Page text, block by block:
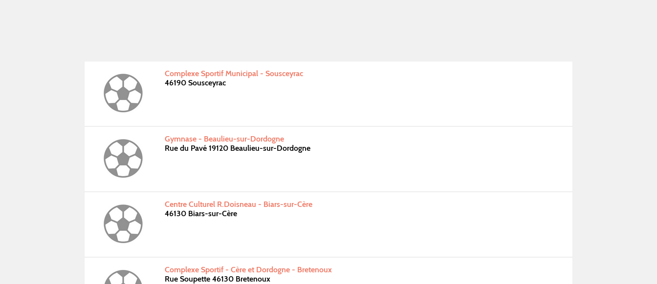
Complexe Sportif Municipal - Sousceyrac
46190 Sousceyrac
Gymnase - Beaulieu-sur-Dordogne
Rue du Pavé 19120 Beaulieu-sur-Dordogne
Centre Culturel R.Doisneau - Biars-sur-Cère
46130 Biars-sur-Cère
Complexe Sportif - Cère et Dordogne - Bretenoux
Rue Soupette 46130 Bretenoux